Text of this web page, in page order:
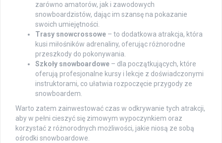
zarówno amatorów, jak i zawodowych
snowboardzistów, dając im szansę na pokazanie
swoich umiejętności.
Trasy snowcrossowe – to dodatkowa atrakcja, która
kusi miłośników adrenaliny, oferując różnorodne
przeszkody do pokonywania.
Szkoły snowboardowe – dla początkujących, które
oferują profesjonalne kursy i lekcje z doświadczonymi
instruktorami, co ułatwia rozpoczęcie przygody ze
snowboardem.
Warto zatem zainwestować czas w odkrywanie tych atrakcji,
aby w pełni cieszyć się zimowym wypoczynkiem oraz
korzystać z różnorodnych możliwości, jakie niosą ze sobą
ośrodki snowboardowe.